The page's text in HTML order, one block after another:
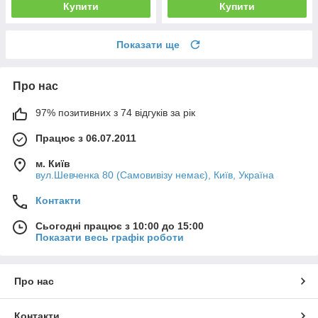
Купити Купити
Показати ще
Про нас
97% позитивних з 74 відгуків за рік
Працює з 06.07.2011
м. Київ
вул.Шевченка 80 (Самовивізу немає), Київ, Україна
Контакти
Сьогодні працює з 10:00 до 15:00
Показати весь графік роботи
Про нас